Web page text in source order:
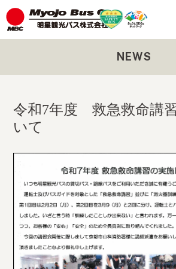
NEWS
令和7年度 救急救命講
いて